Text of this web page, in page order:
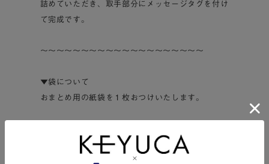
詰めていただき、取手部分にメッセージタグを付け
て完成です。
～～～～～～～～～～～～～～～～～～～～
▼袋について
おまとめ用の紙袋を１枚おつけいたします。
明細書や納品書など、金額の記載されたものは同梱